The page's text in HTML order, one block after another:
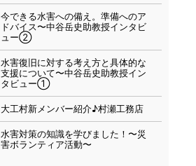
今できる水害への備え。準備へのア
ドバイス〜中谷岳史助教授インタビ
ュー②
水害復旧に対する考え方と具体的な
支援について〜中谷岳史助教授イン
タビュー①
大工村新メンバー紹介♪村瀬工務店
水害対策の知識を学びました！〜災
害ボランティア活動〜